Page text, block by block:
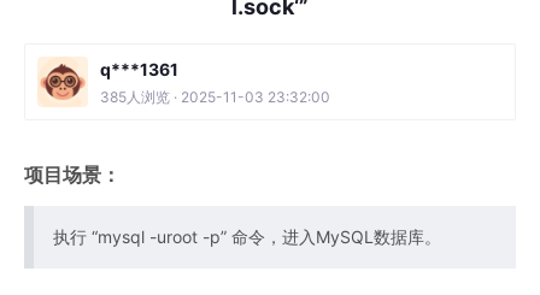
l.sock‘”
q***1361
385人浏览 · 2025-11-03 23:32:00
项目场景：
执行 “mysql -uroot -p” 命令，进入MySQL数据库。